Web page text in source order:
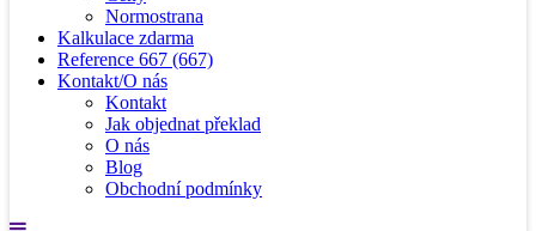
Normostrana
Kalkulace zdarma
Reference 667 (667)
Kontakt/O nás
Kontakt
Jak objednat překlad
O nás
Blog
Obchodní podmínky